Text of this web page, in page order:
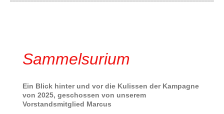
Sammelsurium
Ein Blick hinter und vor die Kulissen der Kampagne
von 2025, geschossen von unserem
Vorstandsmitglied Marcus